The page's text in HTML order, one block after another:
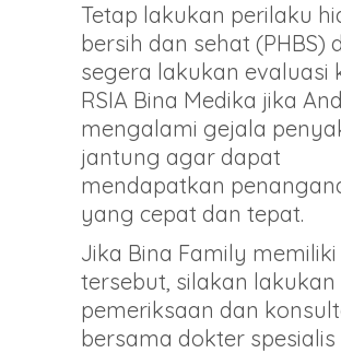
Tetap lakukan perilaku
bersih dan sehat (PHBS)
segera lakukan evaluasi
RSIA Bina Medika jika
mengalami gejala
jantung agar dapat
mendapatkan
yang cepat dan tepat.
Jika Bina Family
tersebut, silakan lakukan
pemeriksaan dan
bersama dokter spesialis